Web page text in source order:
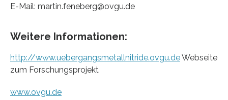
E-Mail: martin.feneberg@ovgu.de
Weitere Informationen:
http://www.uebergangsmetallnitride.ovgu.deWebseite
zum Forschungsprojekt
www.ovgu.de